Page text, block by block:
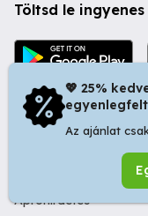
Töltsd le
© 2026 Startapró
410346, Romania |
Apróhirdetés
💖 25%
Az ajánlat